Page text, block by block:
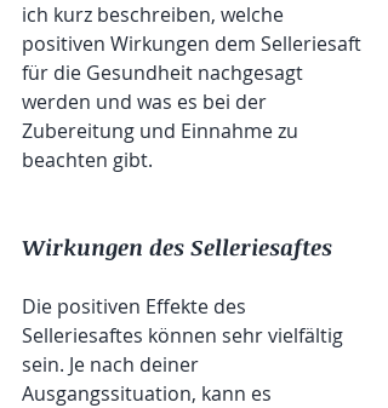
ich kurz beschreiben, welche
positiven Wirkungen dem Selleriesaft
für die Gesundheit nachgesagt
werden und was es bei der
Zubereitung und Einnahme zu
beachten gibt.
Wirkungen des Selleriesaftes
Die positiven Effekte des
Selleriesaftes können sehr vielfältig
sein. Je nach deiner
Ausgangssituation, kann es